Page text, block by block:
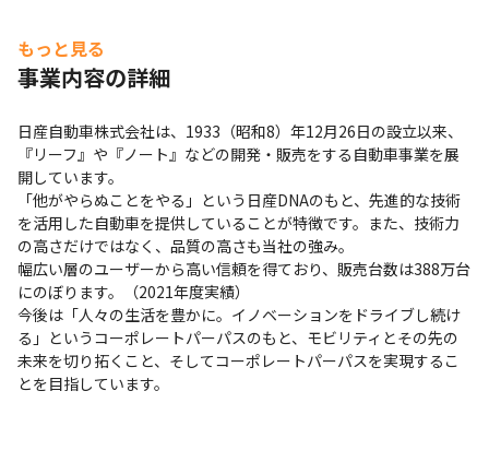
もっと見る
事業内容の詳細
日産自動車株式会社は、1933（昭和8）年12月26日の設立以来、
『リーフ』や『ノート』などの開発・販売をする自動車事業を展
開しています。
「他がやらぬことをやる」という日産DNAのもと、先進的な技術
を活用した自動車を提供していることが特徴です。また、技術力
の高さだけではなく、品質の高さも当社の強み。
幅広い層のユーザーから高い信頼を得ており、販売台数は388万台
にのぼります。（2021年度実績）
今後は「人々の生活を豊かに。イノベーションをドライブし続け
る」というコーポレートパーパスのもと、モビリティとその先の
未来を切り拓くこと、そしてコーポレートパーパスを実現するこ
とを目指しています。